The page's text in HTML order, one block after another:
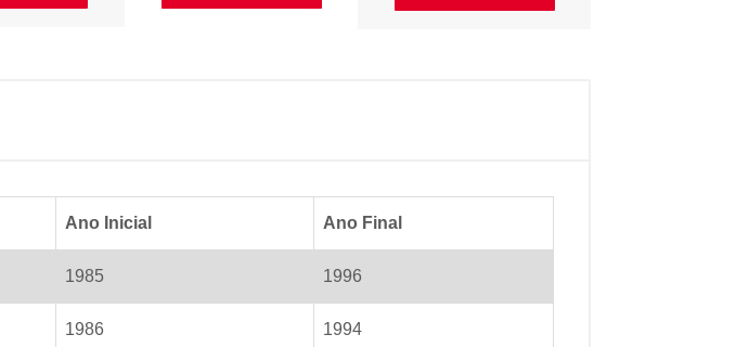
Ano Inicial Ano Final
1985 1996
1986 1994